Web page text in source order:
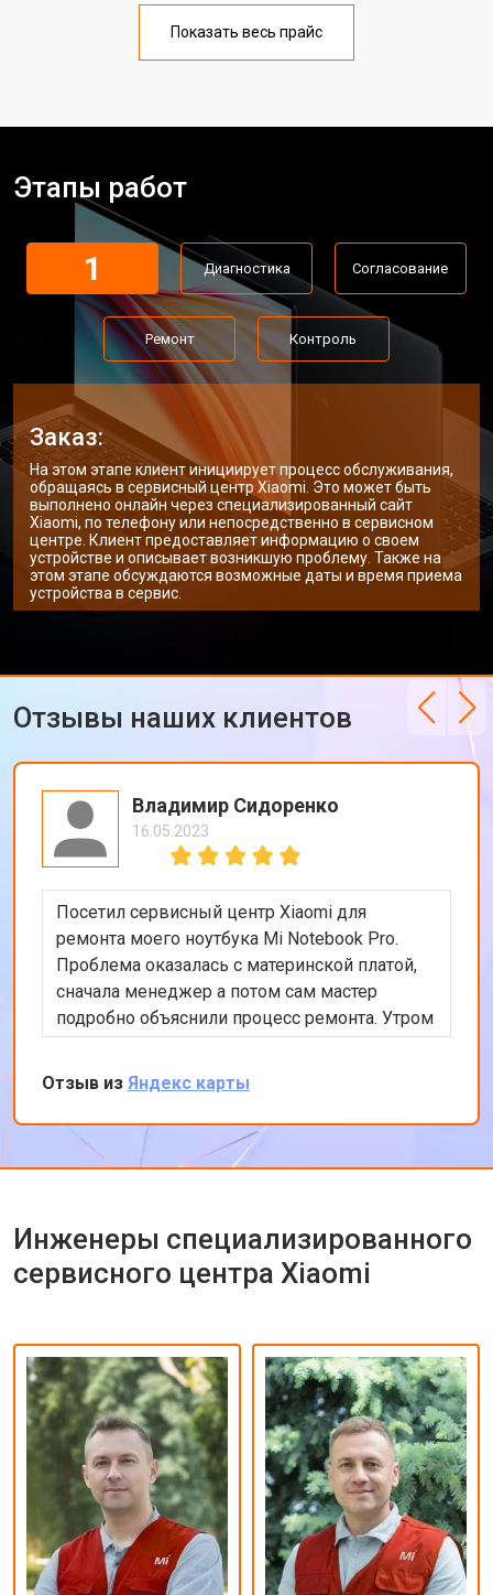
Замена тачпада ноутбука Xiaomi от 1500 ₽
Замена матрицы ноутбука Xiaomi
Замена Wi-Fi ноутбука Xiaomi
Ремонт цепи питания от 3500 ₽ Заказать
Замена USB порта от 2200 ₽ Заказать
Замена звуковой карты от 1700 ₽
Замена кулера ноутбука Xiaomi Заказать
Замена микрофона
Замена оперативной памяти от 1100 ₽ Заказать
Прошивка BIOS ноутбука Xiaomi от 1500 ₽ Заказать
Замена северного моста от 3500 ₽ Заказать
Показать весь прайс
Этапы работ
1 Диагностика Согласование
Ремонт Контроль
Заказ:
На этом этапе клиент инициирует процесс обслуживания,
обращаясь в сервисный центр Xiaomi. Это может быть
выполнено онлайн через специализированный сайт
Xiaomi, по телефону или непосредственно в сервисном
центре. Клиент предоставляет информацию о своем
устройстве и описывает возникшую проблему. Также на
этом этапе обсуждаются возможные даты и время приема
устройства в сервис.
Отзывы наших клиентов
Владимир Сидоренко
16.05.2023
Посетил сервисный центр Xiaomi для
ремонта моего ноутбука Mi Notebook Pro.
Проблема оказалась с материнской платой,
сначала менеджер а потом сам мастер
подробно объяснили процесс ремонта. Утром
оставил заявку, в обед курьер приехал и к
вечеру ноутбук был готов-очень быстро.
Впечатлен оперативностью и качеством
ремонта.
Отзыв из Яндекс карты
Инженеры специализированного
сервисного центра Xiaomi